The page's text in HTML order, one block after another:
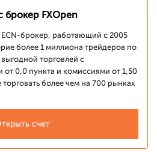
брокер FXOpen
брокер, работающий с 2005
более 1 миллиона трейдеров по
торговлей с
0,0 пункта и комиссиями от 1,50
более чем на 700 рынках
счет